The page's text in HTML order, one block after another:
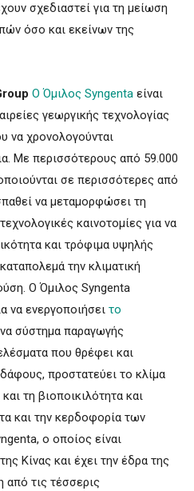
σχεδιαστεί για τη μείωση
όσο και εκείνων της
Ο Όμιλος Syngenta είναι
γεωργικής τεχνολογίας
να χρονολογούνται
Με περισσότερους από 59.000
σε περισσότερες από
να μεταμορφώσει τη
καινοτομίες για να
και τρόφιμα υψηλής
την κλιματική
Ο Όμιλος Syngenta
να ενεργοποιήσει το
σύστημα παραγωγής
που θρέφει και
προστατεύει το κλίμα
τη βιοποικιλότητα και
και την κερδοφορία των
ο οποίος είναι
Κίνας και έχει την έδρα της
από τις τέσσερις